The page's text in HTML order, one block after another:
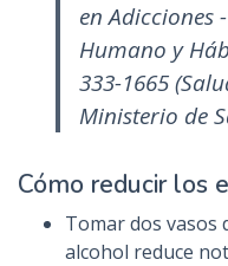
en Adicciones
Humano y
333-1665
Ministerio de
Cómo reducir los
Tomar dos vasos
alcohol reduce